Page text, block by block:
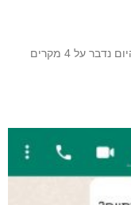
מימון המונים לא מתאים לכל אחד ולכל מצב. היום נדבר על 4 מקרים